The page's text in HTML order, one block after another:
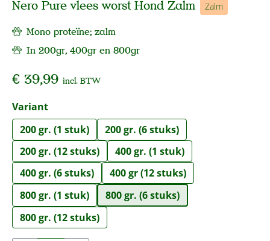
Nero Pure vlees worst Hond Zalm Zalm
Mono proteïne; zalm
In 200gr, 400gr en 800gr
€ 39,99 incl. BTW
Selecteer
Variant
200 gr. (1 stuk)
200 gr. (6 stuks)
200 gr. (12 stuks)
400 gr. (1 stuk)
400 gr. (6 stuks)
400 gr (12 stuks)
800 gr. (1 stuk)
800 gr. (6 stuks)
800 gr. (12 stuks)